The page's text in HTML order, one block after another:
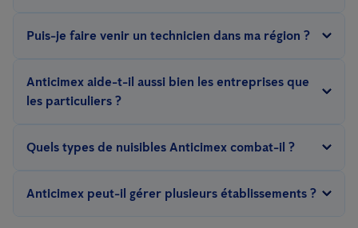
nous desservons aussi bien la Flandre que Bruxelles et la
Puis-je faire venir un technicien dans ma région ?
que vous puissiez être rapidement aidé par un expert de votre
Anticimex aide-t-il aussi bien les entreprises que
les particuliers ?
entreprises que pour les particuliers.
Quels types de nuisibles Anticimex combat-il ?
cafards, les mouches, les guêpes, les oiseaux et autres nuisibles.
Anticimex peut-il gérer plusieurs établissements ?